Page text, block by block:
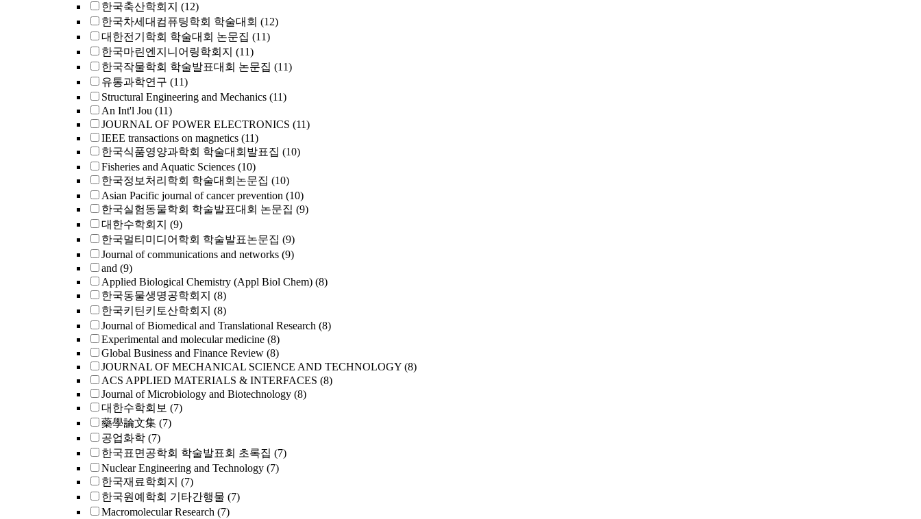
한국축산학회지 (12)
한국차세대컴퓨팅학회 학술대회 (12)
대한전기학회 학술대회 논문집 (11)
한국마린엔지니어링학회지 (11)
한국작물학회 학술발표대회 논문집 (11)
유통과학연구 (11)
Structural Engineering and Mechanics (11)
An Int'l Jou (11)
JOURNAL OF POWER ELECTRONICS (11)
IEEE transactions on magnetics (11)
한국식품영양과학회 학술대회발표집 (10)
Fisheries and Aquatic Sciences (10)
한국정보처리학회 학술대회논문집 (10)
Asian Pacific journal of cancer prevention (10)
한국실험동물학회 학술발표대회 논문집 (9)
대한수학회지 (9)
한국멀티미디어학회 학술발표논문집 (9)
Journal of communications and networks (9)
and (9)
Applied Biological Chemistry (Appl Biol Chem) (8)
한국동물생명공학회지 (8)
한국키틴키토산학회지 (8)
Journal of Biomedical and Translational Research (8)
Experimental and molecular medicine (8)
Global Business and Finance Review (8)
JOURNAL OF MECHANICAL SCIENCE AND TECHNOLOGY (8)
ACS APPLIED MATERIALS & INTERFACES (8)
Journal of Microbiology and Biotechnology (8)
대한수학회보 (7)
藥學論文集 (7)
공업화학 (7)
한국표면공학회 학술발표회 초록집 (7)
Nuclear Engineering and Technology (7)
한국재료학회지 (7)
한국원예학회 기타간행물 (7)
Macromolecular Research (7)